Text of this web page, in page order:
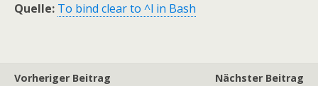
Quelle: To bind clear to ^l in Bash
Vorheriger Beitrag
Nächster Beitrag